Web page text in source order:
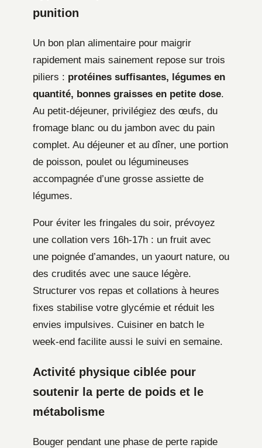
punition
Un bon plan alimentaire pour maigrir
rapidement mais sainement repose sur trois
piliers : protéines suffisantes, légumes en
quantité, bonnes graisses en petite dose.
Au petit-déjeuner, privilégiez des œufs, du
fromage blanc ou du jambon avec du pain
complet. Au déjeuner et au dîner, une portion
de poisson, poulet ou légumineuses
accompagnée d’une grosse assiette de
légumes.
Pour éviter les fringales du soir, prévoyez
une collation vers 16h-17h : un fruit avec
une poignée d’amandes, un yaourt nature, ou
des crudités avec une sauce légère.
Structurer vos repas et collations à heures
fixes stabilise votre glycémie et réduit les
envies impulsives. Cuisiner en batch le
week-end facilite aussi le suivi en semaine.
Activité physique ciblée pour
soutenir la perte de poids et le
métabolisme
Bouger pendant une phase de perte rapide